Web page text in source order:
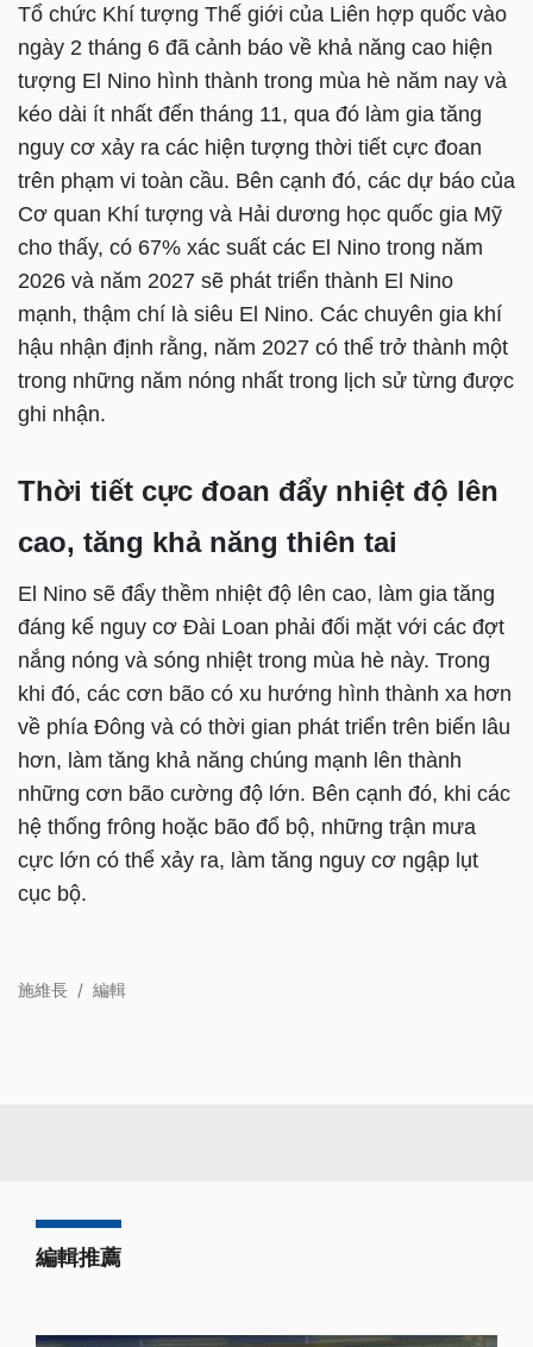
Tổ chức Khí tượng Thế giới của Liên hợp quốc vào
ngày 2 tháng 6 đã cảnh báo về khả năng cao hiện
tượng El Nino hình thành trong mùa hè năm nay và
kéo dài ít nhất đến tháng 11, qua đó làm gia tăng
nguy cơ xảy ra các hiện tượng thời tiết cực đoan
trên phạm vi toàn cầu. Bên cạnh đó, các dự báo của
Cơ quan Khí tượng và Hải dương học quốc gia Mỹ
cho thấy, có 67% xác suất các El Nino trong năm
2026 và năm 2027 sẽ phát triển thành El Nino
mạnh, thậm chí là siêu El Nino. Các chuyên gia khí
hậu nhận định rằng, năm 2027 có thể trở thành một
trong những năm nóng nhất trong lịch sử từng được
ghi nhận.
Thời tiết cực đoan đẩy nhiệt độ lên
cao, tăng khả năng thiên tai
El Nino sẽ đẩy thềm nhiệt độ lên cao, làm gia tăng
đáng kể nguy cơ Đài Loan phải đối mặt với các đợt
nắng nóng và sóng nhiệt trong mùa hè này. Trong
khi đó, các cơn bão có xu hướng hình thành xa hơn
về phía Đông và có thời gian phát triển trên biển lâu
hơn, làm tăng khả năng chúng mạnh lên thành
những cơn bão cường độ lớn. Bên cạnh đó, khi các
hệ thống frông hoặc bão đổ bộ, những trận mưa
cực lớn có thể xảy ra, làm tăng nguy cơ ngập lụt
cục bộ.
施維長 / 編輯
編輯推薦